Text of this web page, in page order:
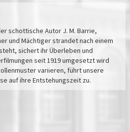
schottische Autor J. M. Barrie,
und Mächtiger strandet nach einem
sichert ihr Überleben und
seit 1919 umgesetzt wird
variieren, führt unsere
auf ihre Entstehungszeit zu.